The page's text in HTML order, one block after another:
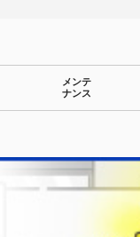
メンテ
ナンス